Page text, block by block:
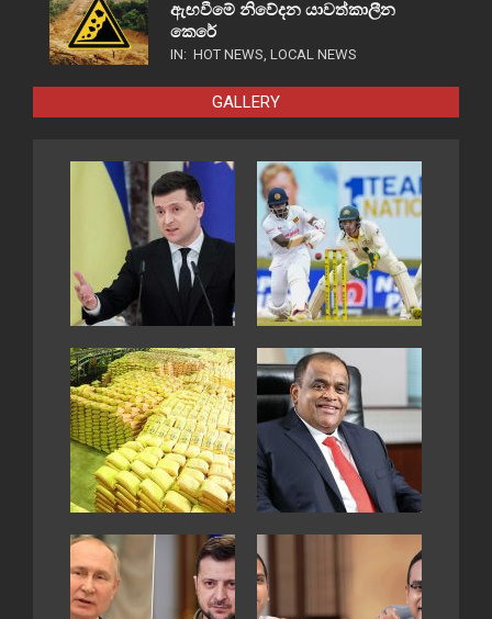
ඇඟවීමේ නිවේදන යාවත්කාලීන
කෙරේ
IN: HOT NEWS, LOCAL NEWS
GALLERY